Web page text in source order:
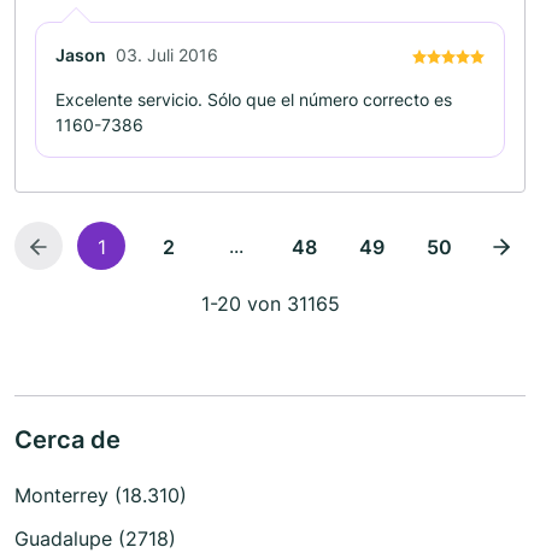
Jason 03. Juli 2016
Excelente servicio. Sólo que el número correcto es
1160-7386
1 2 ... 48 49 50
1-20 von 31165
Cerca de
Monterrey (18.310)
Guadalupe (2718)